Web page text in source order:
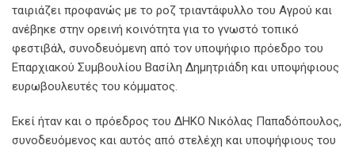
ταιριάζει προφανώς με το ροζ τριαντάφυλλο του Αγρού και
ανέβηκε στην ορεινή κοινότητα για το γνωστό τοπικό
φεστιβάλ, συνοδευόμενη από τον υποψήφιο πρόεδρο του
Επαρχιακού Συμβουλίου Βασίλη Δημητριάδη και υποψήφιους
ευρωβουλευτές του κόμματος.
Εκεί ήταν και ο πρόεδρος του ΔΗΚΟ Νικόλας Παπαδόπουλος,
συνοδευόμενος και αυτός από στελέχη και υποψήφιους του